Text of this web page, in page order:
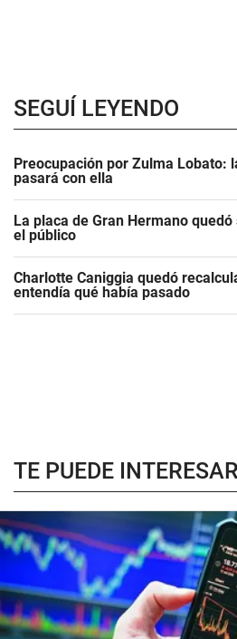
SEGUÍ LEYENDO
Preocupación por Zulma Lobato:
pasará con ella
La placa de Gran Hermano
el público
Charlotte Caniggia quedó
entendía qué había pasado
TE PUEDE INTERESAR